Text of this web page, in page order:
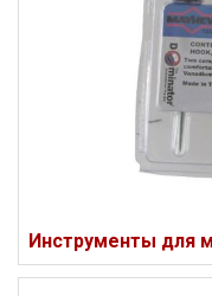
Инструменты для